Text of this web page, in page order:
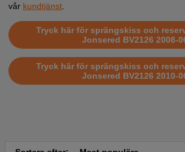
vår kundtjänst
Tryck här för sprängskiss och
Jonsered BV2126 2008-
Tryck här för sprängskiss och
Jonsered BV2126 2010-